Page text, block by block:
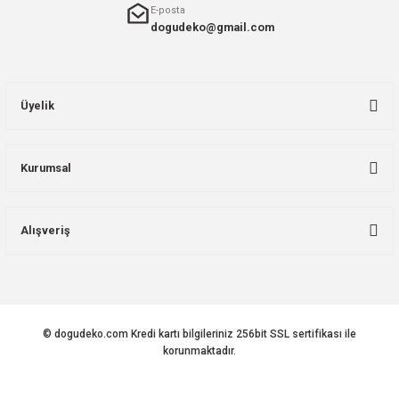
E-posta
dogudeko@gmail.com
Üyelik
Kurumsal
Alışveriş
© dogudeko.com Kredi kartı bilgileriniz 256bit SSL sertifikası ile
korunmaktadır.